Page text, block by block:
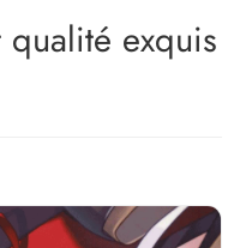
qualité exquis